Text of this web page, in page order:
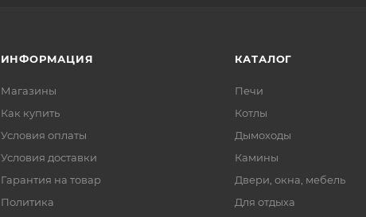
ИНФОРМАЦИЯ
Магазины
Как купить
Условия оплаты
Условия доставки
Гарантия на товар
Политика
КАТАЛОГ
Печи
Котлы
Дымоходы
Камины
Двери, окна, мебель
Для отдыха